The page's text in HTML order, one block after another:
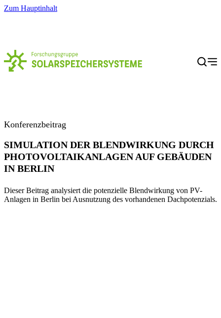
Zum Hauptinhalt
Menü
Konferenzbeitrag
SIMULATION DER BLENDWIRKUNG DURCH
PHOTOVOLTAIKANLAGEN AUF GEBÄUDEN
IN BERLIN
Dieser Beitrag analysiert die potenzielle Blendwirkung von PV-
Anlagen in Berlin bei Ausnutzung des vorhandenen Dachpotenzials.